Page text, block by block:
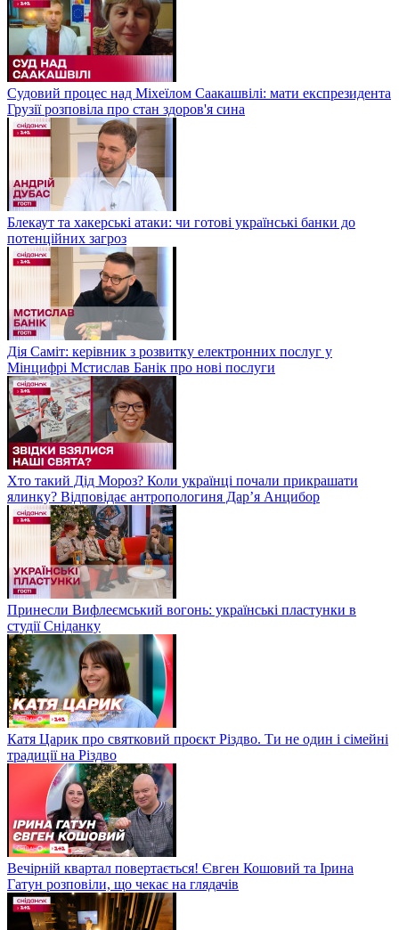
Судовий процес над Міхеїлом Саакашвілі: мати експрезидента
Грузії розповіла про стан здоров'я сина
Блекаут та хакерські атаки: чи готові українські банки до
потенційних загроз
Дія Саміт: керівник з розвитку електронних послуг у
Мінцифрі Мстислав Банік про нові послуги
Хто такий Дід Мороз? Коли українці почали прикрашати
ялинку? Відповідає антропологиня Дарʼя Анцибор
Принесли Вифлеємський вогонь: українські пластунки в
студії Сніданку
Катя Царик про святковий проєкт Різдво. Ти не один і сімейні
традиції на Різдво
Вечірній квартал повертається! Євген Кошовий та Ірина
Гатун розповіли, що чекає на глядачів